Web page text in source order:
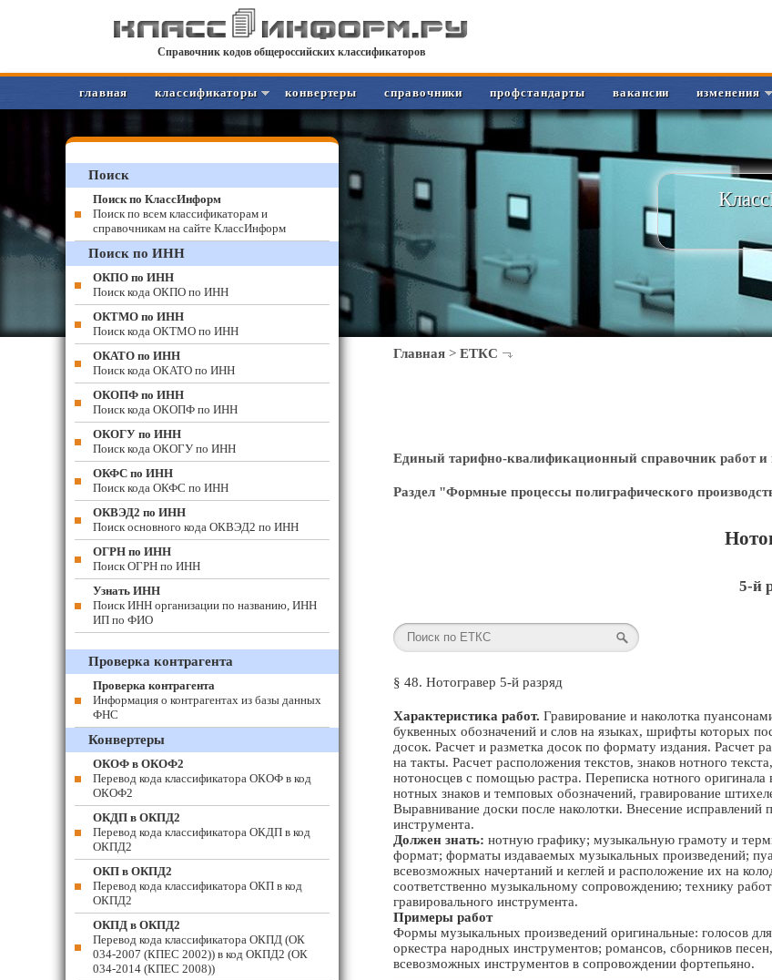
Справочник кодов общероссийских классификаторов
главная классификаторы конвертеры справочники профстандарты вакансии изменения
Главная > ЕТКС
Единый тарифно-квалификационный справочник работ и
Раздел "Формные процессы полиграфического
5-й
§ 48. Нотогравер 5-й разряд
Характеристика работ. Гравирование и наколотка
буквенных обозначений и слов на языках, шрифты которых
досок. Расчет и разметка досок по формату издания. Расчет
на такты. Расчет расположения текстов, знаков нотного
нотоносцев с помощью растра. Переписка нотного
нотных знаков и темповых обозначений, гравирование
Выравнивание доски после наколотки. Внесение исправлений
инструмента.
Должен знать: нотную графику; музыкальную грамоту и
формат; форматы издаваемых музыкальных произведений;
всевозможных начертаний и кеглей и расположение их на
соответственно музыкальному сопровождению; технику
гравировального инструмента.
Примеры работ
Формы музыкальных произведений оригинальные: голосов
оркестра народных инструментов; романсов, сборников
всевозможных инструментов в сопровождении фортепьяно.
Поиск
Поиск по КлассИнформ
Поиск по всем классификаторам и
справочникам на сайте КлассИнформ
Поиск по ИНН
ОКПО по ИНН
Поиск кода ОКПО по ИНН
ОКТМО по ИНН
Поиск кода ОКТМО по ИНН
ОКАТО по ИНН
Поиск кода ОКАТО по ИНН
ОКОПФ по ИНН
Поиск кода ОКОПФ по ИНН
ОКОГУ по ИНН
Поиск кода ОКОГУ по ИНН
ОКФС по ИНН
Поиск кода ОКФС по ИНН
ОКВЭД2 по ИНН
Поиск основного кода ОКВЭД2 по ИНН
ОГРН по ИНН
Поиск ОГРН по ИНН
Узнать ИНН
Поиск ИНН организации по названию, ИНН
ИП по ФИО
Проверка контрагента
Проверка контрагента
Информация о контрагентах из базы данных
ФНС
Конвертеры
ОКОФ в ОКОФ2
Перевод кода классификатора ОКОФ в код
ОКОФ2
ОКДП в ОКПД2
Перевод кода классификатора ОКДП в код
ОКПД2
ОКП в ОКПД2
Перевод кода классификатора ОКП в код
ОКПД2
ОКПД в ОКПД2
Перевод кода классификатора ОКПД (ОК
034-2007 (КПЕС 2002)) в код ОКПД2 (ОК
034-2014 (КПЕС 2008))